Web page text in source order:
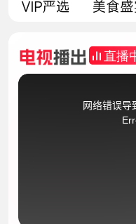
直播
This
is
网络错误导